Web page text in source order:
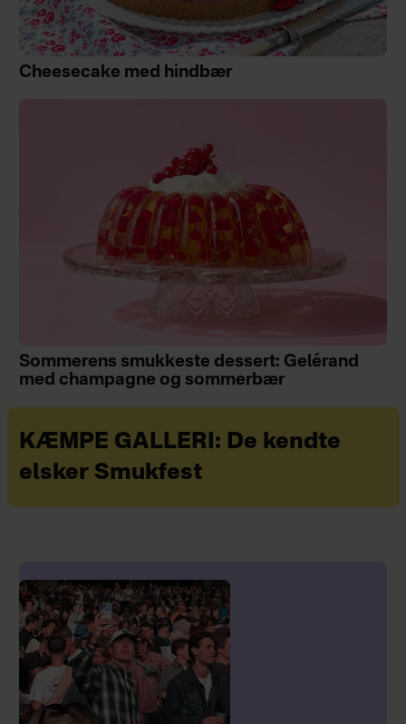
Cheesecake med hindbær
Sommerens smukkeste dessert: Gelérand
med champagne og sommerbær
KÆMPE GALLERI: De kendte
elsker Smukfest